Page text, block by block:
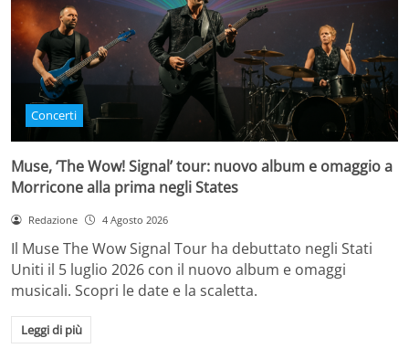
Concerti
Muse, ‘The Wow! Signal’ tour: nuovo album e omaggio a
Morricone alla prima negli States
Redazione 4 Agosto 2026
Il Muse The Wow Signal Tour ha debuttato negli Stati
Uniti il 5 luglio 2026 con il nuovo album e omaggi
musicali. Scopri le date e la scaletta.
Leggi di più